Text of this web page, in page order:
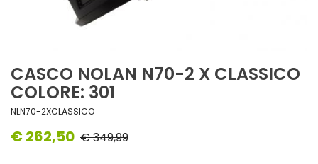
CASCO NOLAN N70-2 X CLASSICO
COLORE: 301
NLN70-2XCLASSICO
€ 262,50 € 349,99